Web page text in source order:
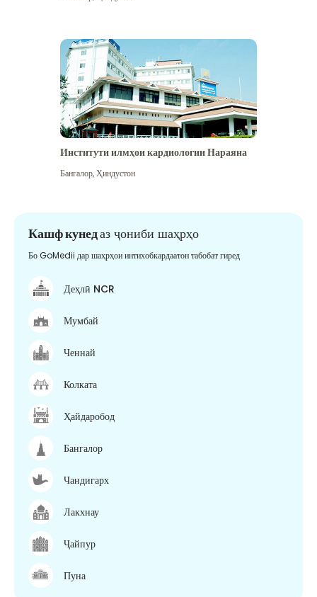
Институти илмҳои кардиологии Нараяна
Бангалор,Ҳиндустон
Кашф кунедаз ҷониби шаҳрҳо
Бо GoMedii дар шаҳрҳои интихобкардаатон табобат гиред
Деҳлӣ NCR
Мумбай
Ченнай
Колката
Ҳайдаробод
Бангалор
Чандигарх
Лакхнау
Ҷайпур
Пуна